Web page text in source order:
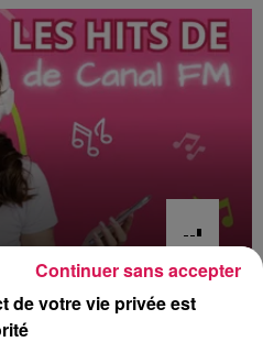
de votre vie privée est
Continuer sans accepter